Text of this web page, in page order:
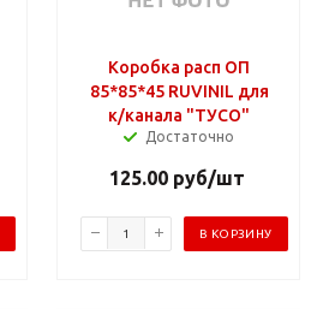
Коробка расп ОП
85*85*45 RUVINIL для
к/канала "ТУСО"
Достаточно
125.00руб/шт
В КОРЗИНУ